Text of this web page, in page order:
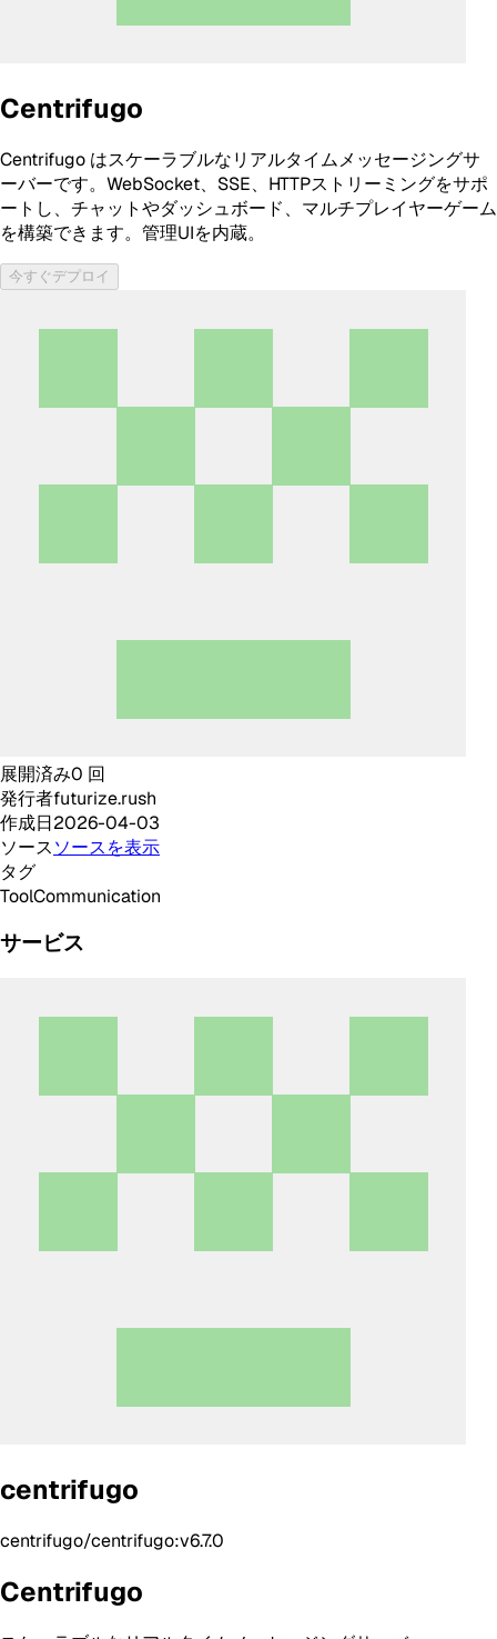
Centrifugo
Centrifugo はスケーラブルなリアルタイムメッセージングサ
ーバーです。WebSocket、SSE、HTTPストリーミングをサポ
ートし、チャットやダッシュボード、マルチプレイヤーゲーム
を構築できます。管理UIを内蔵。
今すぐデプロイ
展開済み0 回
発行者futurize.rush
作成日2026-04-03
ソースソースを表示
タグ
ToolCommunication
サービス
centrifugo
centrifugo/centrifugo:v6.7.0
Centrifugo